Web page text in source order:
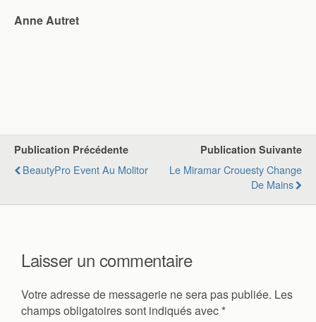
Anne Autret
Publication Précédente
BeautyPro Event Au Molitor
Publication Suivante
Le Miramar Crouesty Change
De Mains
Laisser un commentaire
Votre adresse de messagerie ne sera pas publiée. Les
champs obligatoires sont indiqués avec *